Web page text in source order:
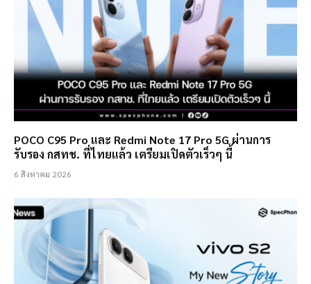
POCO C95 Pro และ Redmi Note 17 Pro 5G ผ่านการ
รับรอง กสทช. ที่ไทยแล้ว เตรียมเปิดตัวเร็วๆ นี้
6 สิงหาคม 2026